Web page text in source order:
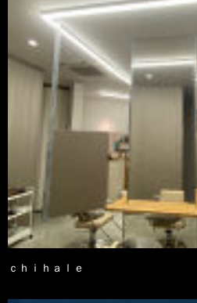
ｃｈｉｈａｌｅ